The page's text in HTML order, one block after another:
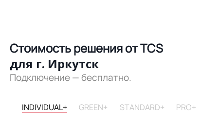
Стоимость решения от TCS
для г. Иркутск
Подключение — бесплатно.
INDIVIDUAL+ GREEN+ STANDARD+ PRO+